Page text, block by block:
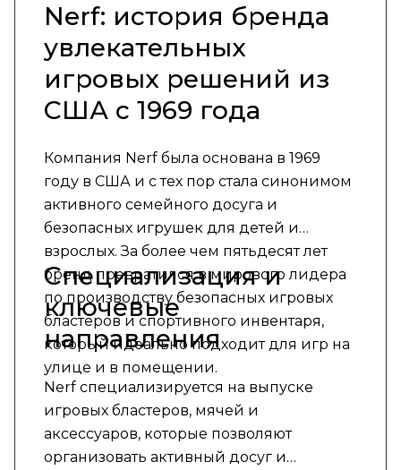
Nerf: история бренда
увлекательных
игровых решений из
США с 1969 года
Компания Nerf была основана в 1969
году в США и с тех пор стала синонимом
активного семейного досуга и
безопасных игрушек для детей и
взрослых. За более чем пятьдесят лет
бренд превратился в мирового лидера
по производству безопасных игровых
бластеров и спортивного инвентаря,
который идеально подходит для игр на
улице и в помещении.
Специализация и
ключевые
направления
Nerf специализируется на выпуске
игровых бластеров, мячей и
аксессуаров, которые позволяют
организовать активный досуг и